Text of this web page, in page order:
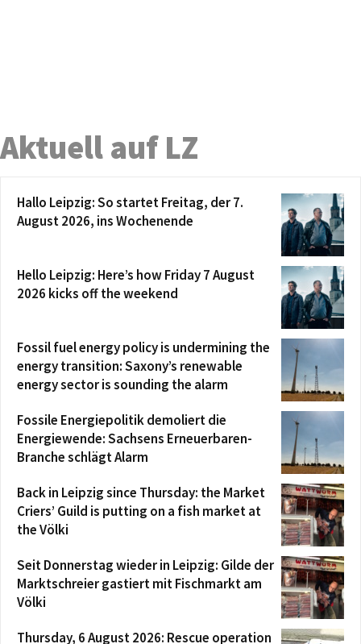
Aktuell auf LZ
Hallo Leipzig: So startet Freitag, der 7.
August 2026, ins Wochenende
Hello Leipzig: Here’s how Friday 7 August
2026 kicks off the weekend
Fossil fuel energy policy is undermining the
energy transition: Saxony’s renewable
energy sector is sounding the alarm
Fossile Energiepolitik demoliert die
Energiewende: Sachsens Erneuerbaren-
Branche schlägt Alarm
Back in Leipzig since Thursday: the Market
Criers’ Guild is putting on a fish market at
the Völki
Seit Donnerstag wieder in Leipzig: Gilde der
Marktschreier gastiert mit Fischmarkt am
Völki
Thursday, 6 August 2026: Rescue operation